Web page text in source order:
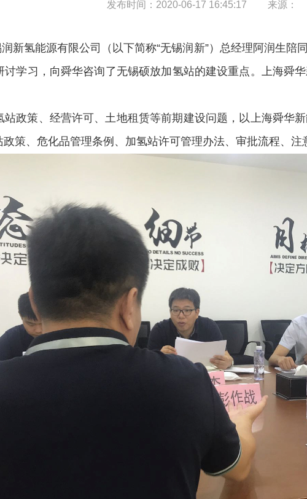
发布时间： 2020-06-17 16:45:17 来源：
氢能源有限公司（以下简称“无锡润新”）总经理阿润生陪
学习，向舜华咨询了无锡硕放加氢站的建设重点。上海舜
策、经营许可、土地租赁等前期建设问题，以上海舜华
策、危化品管理条例、加氢站许可管理办法、审批流程、注